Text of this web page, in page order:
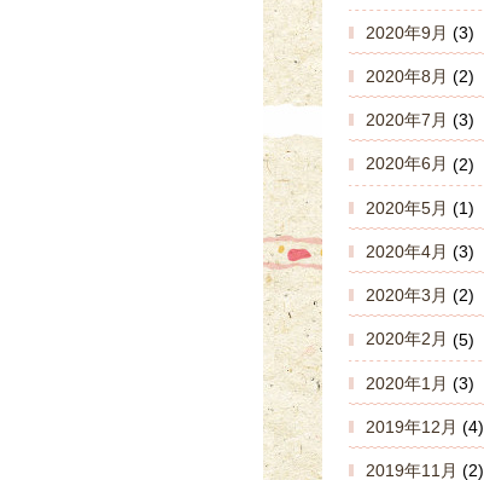
2020年9月 (3)
2020年8月 (2)
2020年7月 (3)
2020年6月 (2)
2020年5月 (1)
2020年4月 (3)
2020年3月 (2)
2020年2月 (5)
2020年1月 (3)
2019年12月 (4)
2019年11月 (2)